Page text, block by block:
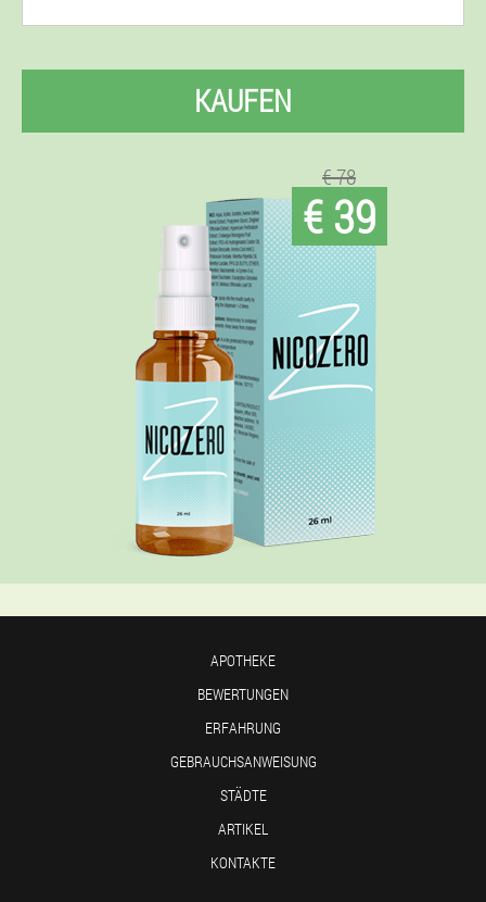
KAUFEN
€ 78
€ 39
APOTHEKE
BEWERTUNGEN
ERFAHRUNG
GEBRAUCHSANWEISUNG
STÄDTE
ARTIKEL
KONTAKTE